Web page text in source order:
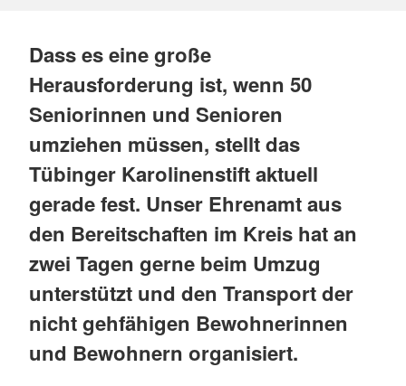
Dass es eine große
Herausforderung ist, wenn 50
Seniorinnen und Senioren
umziehen müssen, stellt das
Tübinger Karolinenstift aktuell
gerade fest. Unser Ehrenamt aus
den Bereitschaften im Kreis hat an
zwei Tagen gerne beim Umzug
unterstützt und den Transport der
nicht gehfähigen Bewohnerinnen
und Bewohnern organisiert.